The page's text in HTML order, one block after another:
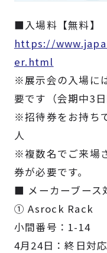
■入場料【無料】
https://
er.html
※展示会の入場に
要です（会期中3日
※招待券をお持ち
人
※複数名でご来場
券が必要です。
■ メーカーブース
① Asrock Rack
小間番号：1-14
4月24日：終日対応